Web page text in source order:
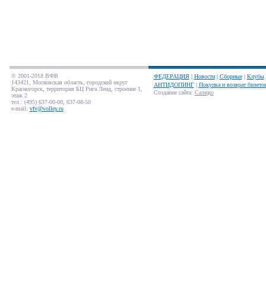
© 2001-2018 ВФВ
143421, Московская область, городской округ
Красногорск, территория БЦ Рига Ленд, строение 1,
этаж 2
тел.: (495) 637-00-00, 637-08-50
e-mail: vfv@volley.ru
ФЕДЕРАЦИЯ| Новости| Сборные| Клубы
АНТИДОПИНГ| Покупка и возврат
Создание сайта: Салюдо